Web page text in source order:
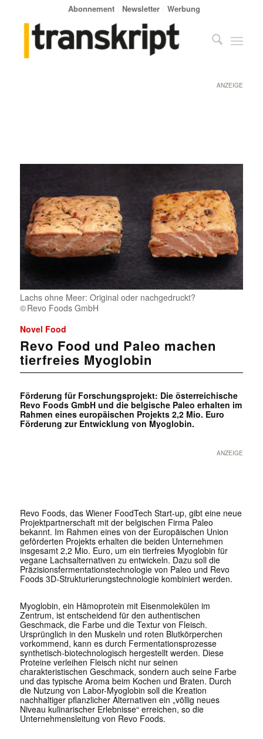
Abonnement Newsletter Werbung
ANZEIGE
Lachs ohne Meer: Original oder nachgedruckt?
Revo Foods GmbH
Novel Food
Revo Food und Paleo machen
tierfreies Myoglobin
Förderung für Forschungsprojekt: Die österreichische
Revo Foods GmbH und die belgische Paleo erhalten im
Rahmen eines europäischen Projekts 2,2 Mio. Euro
Förderung zur Entwicklung von Myoglobin.
ANZEIGE
Revo Foods, das Wiener FoodTech Start-up, gibt eine neu​e
Projektpartnerschaft mit der belgischen Firma Paleo
bekannt. Im Rahmen eines von der Europäischen Union
geförderten Projekts erhalten die beiden Unternehmen
insgesamt 2,2 Mio. Euro, um ein tierfreies Myoglobin für
vegane Lachsalternativen zu entwickeln. Dazu soll die
Präzisionsfermentationstechnologie von Paleo und Revo
Foods 3D-Strukturierungstechnologie kombiniert werden.
Myoglobin, ein Hämoprotein mit Eisenmolekülen im
Zentrum, ist entscheidend für den authentischen
Geschmack, die Farbe und die Textur von Fleisch.
Ursprünglich in den Muskeln und roten Blutkörperchen
vorkommend, kann es durch Fermentationsprozesse
synthetisch-biotechnologisch hergestellt werden. Diese
Proteine verleihen Fleisch nicht nur seinen
charakteristischen Geschmack, sondern auch seine Farbe
und das typische Aroma beim Kochen und Braten. Durch
die Nutzung von Labor-Myoglobin soll die Kreation
nachhaltiger pflanzlicher Alternativen ein „völlig neues
Niveau kulinarischer Erlebnisse“ erreichen, so die
Unternehmensleitung von Revo Foods.